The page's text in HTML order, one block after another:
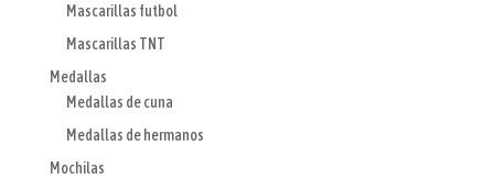
Mascarillas futbol
Mascarillas TNT
Medallas
Medallas de cuna
Medallas de hermanos
Mochilas